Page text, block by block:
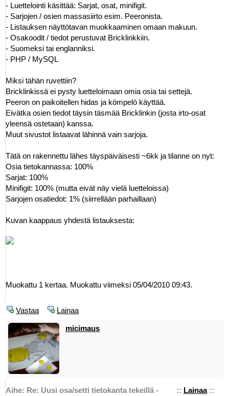
- Luettelointi käsittää: Sarjat, osat, minifigit.
- Sarjojen / osien massasiirto esim. Peeronista.
- Listauksen näyttötavan muokkaaminen omaan makuun.
- Osakoodit / tiedot perustuvat Bricklinkkiin.
- Suomeksi tai englanniksi.
- PHP / MySQL
Miksi tähän ruvettiin?
Bricklinkissä ei pysty luetteloimaan omia osia tai settejä.
Peeron on paikoitellen hidas ja kömpelö käyttää.
Eivätka osien tiedot täysin täsmää Bricklinkin (josta irto-osat
yleensä ostetaan) kanssa.
Muut sivustot listaavat lähinnä vain sarjoja.
Tätä on rakennettu lähes täyspäiväisesti ~6kk ja tilanne on nyt:
Osia tietokannassa: 100%
Sarjat: 100%
Minifigit: 100% (mutta eivät näy vielä luetteloissa)
Sarjojen osatiedot: 1% (siirrellään parhaillaan)
Kuvan kaappaus yhdestä listauksesta:
Muokattu 1 kertaa. Muokattu viimeksi 05/04/2010 09:43.
Vastaa Lainaa
micimaus
:: Lainaa::
Aihe: Re: Uusi osa/setti tietokanta tekeillä -